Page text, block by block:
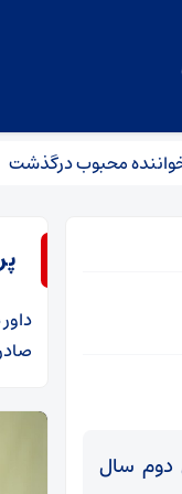
درگذشت
دوم سال
داور